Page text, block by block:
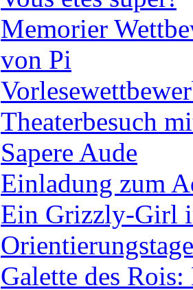
Memorier
von Pi
Theaterbesuch
Sapere Aude
Einladung zum
Ein Grizzly-Girl
Galette des